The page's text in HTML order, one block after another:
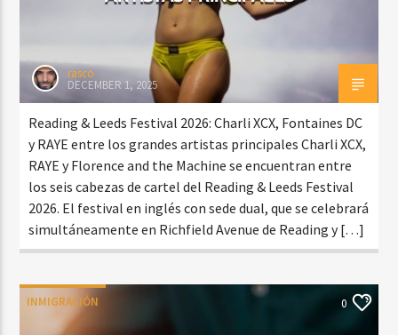
rasco
DECEMBER 1, 2025
Reading & Leeds Festival 2026: Charli XCX, Fontaines DC
y RAYE entre los grandes artistas principales Charli XCX,
RAYE y Florence and the Machine se encuentran entre
los seis cabezas de cartel del Reading & Leeds Festival
2026. El festival en inglés con sede dual, que se celebrará
simultáneamente en Richfield Avenue de Reading y […]
INMIGRACIÓN 0